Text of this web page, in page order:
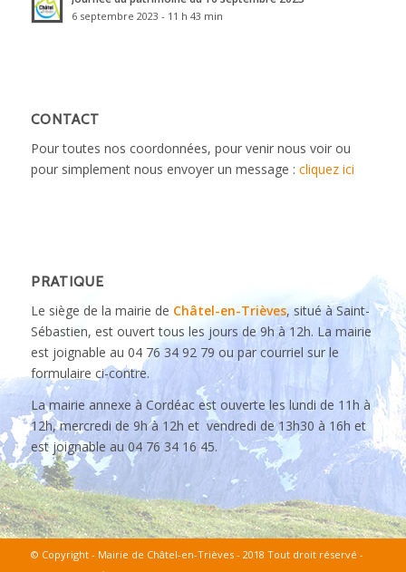
6 septembre 2023 - 11 h 43 min
CONTACT
Pour toutes nos coordonnées, pour venir nous voir ou
pour simplement nous envoyer un message : cliquez ici
PRATIQUE
Le siège de la mairie de Châtel-en-Trièves, situé à Saint-
Sébastien, est ouvert tous les jours de 9h à 12h. La mairie
est joignable au 04 76 34 92 79 ou par courriel sur le
formulaire ci-contre.
La mairie annexe à Cordéac est ouverte les lundi de 11h à
12h, mercredi de 9h à 12h et vendredi de 13h30 à 16h et
est joignable au 04 76 34 16 45.
© Copyright - Mairie de Châtel-en-Trièves - 2018 Tout droit réservé -